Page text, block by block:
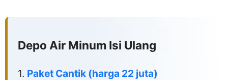
Depo Air Minum Isi Ulang
1. Paket Cantik (harga 22 juta)